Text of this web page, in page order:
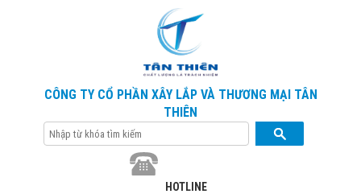
CÔNG TY CỔ PHẦN XÂY LẮP VÀ THƯƠNG MẠI TÂN
THIÊN
HOTLINE